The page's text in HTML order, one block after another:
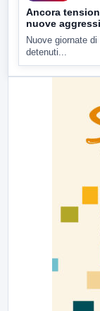
Ancora
nuove
Nuove giornate
detenuti...